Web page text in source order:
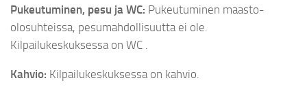
Pukeutuminen, pesu ja WC: Pukeutuminen maasto-
olosuhteissa, pesumahdollisuutta ei ole.
Kilpailukeskuksessa on WC .
Kahvio: Kilpailukeskuksessa on kahvio.